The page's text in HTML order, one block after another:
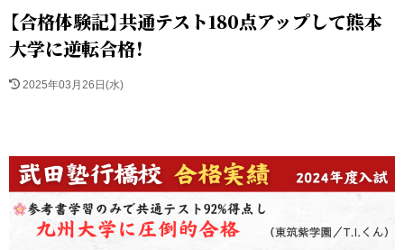
【合格体験記】共通テスト180点アップして熊本
大学に逆転合格！
2025年03月26日(水)